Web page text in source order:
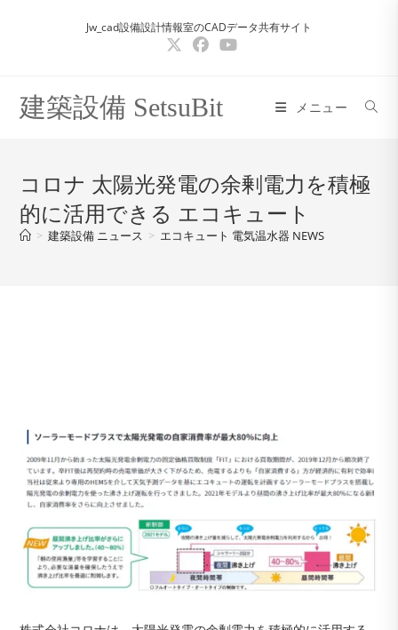
Jw_cad設備設計情報室のCADデータ共有サイト
建築設備 SetsuBit メニュー
コロナ 太陽光発電の余剰電力を積極
的に活用できる エコキュート
> 建築設備 ニュース > エコキュート 電気温水器 NEWS